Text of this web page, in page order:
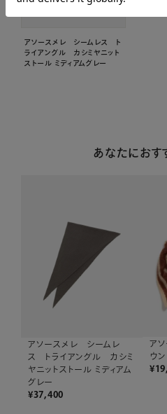
アソースメレ シームレス ト
ライアングル カシミヤニット
ストール ミディアムグレー
あなたにおす
アソースメレ シームレ
ス トライアングル カシミ
ヤニットストール ミディアム
グレー
¥37,400
ア
ウン
¥